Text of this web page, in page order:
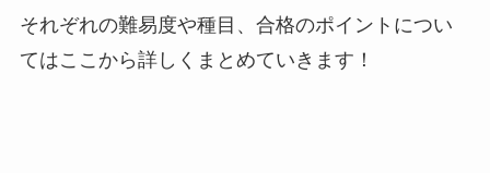
それぞれの難易度や種目、合格のポイントについ
てはここから詳しくまとめていきます！